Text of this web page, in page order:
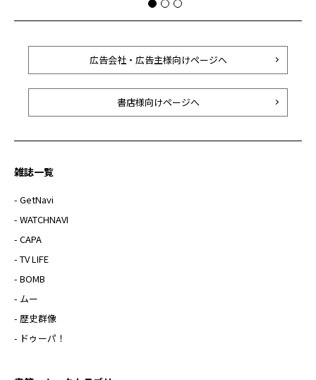
広告会社・広告主様向けページへ
書店様向けページへ
雑誌一覧
- GetNavi
- WATCHNAVI
- CAPA
- TV LIFE
- BOMB
- ムー
- 歴史群像
- ドゥーパ！